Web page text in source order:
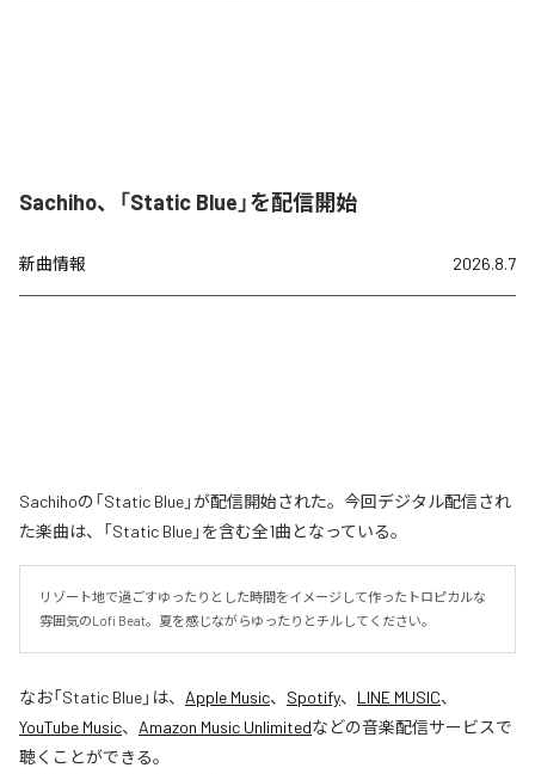
Sachiho、「Static Blue」を配信開始
新曲情報 2026.8.7
Sachihoの「Static Blue」が配信開始された。今回デジタル配信され
た楽曲は、「Static Blue」を含む全1曲となっている。
リゾート地で過ごすゆったりとした時間をイメージして作ったトロピカルな
雰囲気のLofi Beat。夏を感じながらゆったりとチルしてください。
なお「Static Blue」は、 Apple Music、 Spotify、 LINE MUSIC、
YouTube Music、 Amazon Music Unlimitedなどの音楽配信サービスで
聴くことができる。